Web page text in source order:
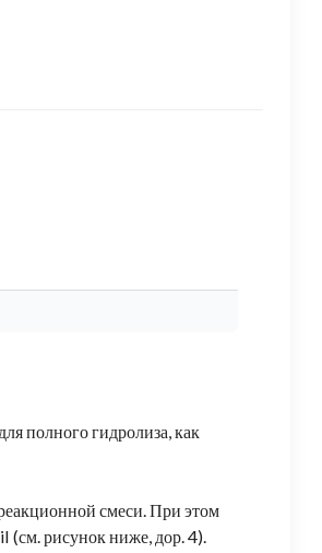
полного гидролиза, как
смеси. При этом
рисунок ниже, дор. 4).